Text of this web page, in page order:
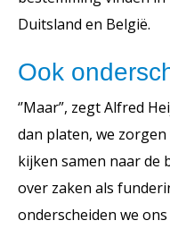
Duitsland en België.
Ook
‘’Maar”, zegt Alfred
dan platen, we
kijken samen naar de
over zaken als
onderscheiden we